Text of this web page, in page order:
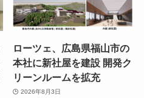
ローツェ、広島県福山市の
本社に新社屋を建設 開発ク
リーンルームを拡充
2026年8月3日